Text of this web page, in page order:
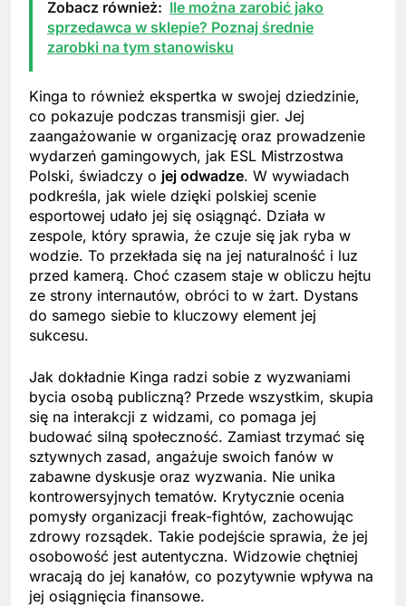
Zobacz również: Ile można zarobić jako
sprzedawca w sklepie? Poznaj średnie
zarobki na tym stanowisku
Kinga to również ekspertka w swojej dziedzinie,
co pokazuje podczas transmisji gier. Jej
zaangażowanie w organizację oraz prowadzenie
wydarzeń gamingowych, jak ESL Mistrzostwa
Polski, świadczy o jej odwadze. W wywiadach
podkreśla, jak wiele dzięki polskiej scenie
esportowej udało jej się osiągnąć. Działa w
zespole, który sprawia, że czuje się jak ryba w
wodzie. To przekłada się na jej naturalność i luz
przed kamerą. Choć czasem staje w obliczu hejtu
ze strony internautów, obróci to w żart. Dystans
do samego siebie to kluczowy element jej
sukcesu.
Jak dokładnie Kinga radzi sobie z wyzwaniami
bycia osobą publiczną? Przede wszystkim, skupia
się na interakcji z widzami, co pomaga jej
budować silną społeczność. Zamiast trzymać się
sztywnych zasad, angażuje swoich fanów w
zabawne dyskusje oraz wyzwania. Nie unika
kontrowersyjnych tematów. Krytycznie ocenia
pomysły organizacji freak-fightów, zachowując
zdrowy rozsądek. Takie podejście sprawia, że jej
osobowość jest autentyczna. Widzowie chętniej
wracają do jej kanałów, co pozytywnie wpływa na
jej osiągnięcia finansowe.